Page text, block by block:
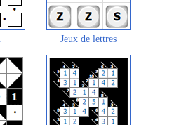
Jeux de lettres